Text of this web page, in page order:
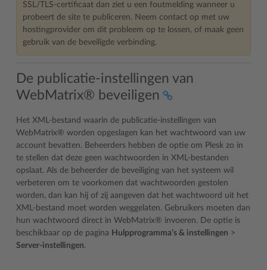
SSL/TLS-certificaat dan ziet u een foutmelding wanneer u
probeert de site te publiceren. Neem contact op met uw
hostingprovider om dit probleem op te lossen, of maak geen
gebruik van de beveiligde verbinding.
De publicatie-instellingen van
WebMatrix® beveiligen
Het XML-bestand waarin de publicatie-instellingen van
WebMatrix® worden opgeslagen kan het wachtwoord van uw
account bevatten. Beheerders hebben de optie om Plesk zo in
te stellen dat deze geen wachtwoorden in XML-bestanden
opslaat. Als de beheerder de beveiliging van het systeem wil
verbeteren om te voorkomen dat wachtwoorden gestolen
worden, dan kan hij of zij aangeven dat het wachtwoord uit het
XML-bestand moet worden weggelaten. Gebruikers moeten dan
hun wachtwoord direct in WebMatrix® invoeren. De optie is
beschikbaar op de pagina Hulpprogramma’s & instellingen >
Server-instellingen.